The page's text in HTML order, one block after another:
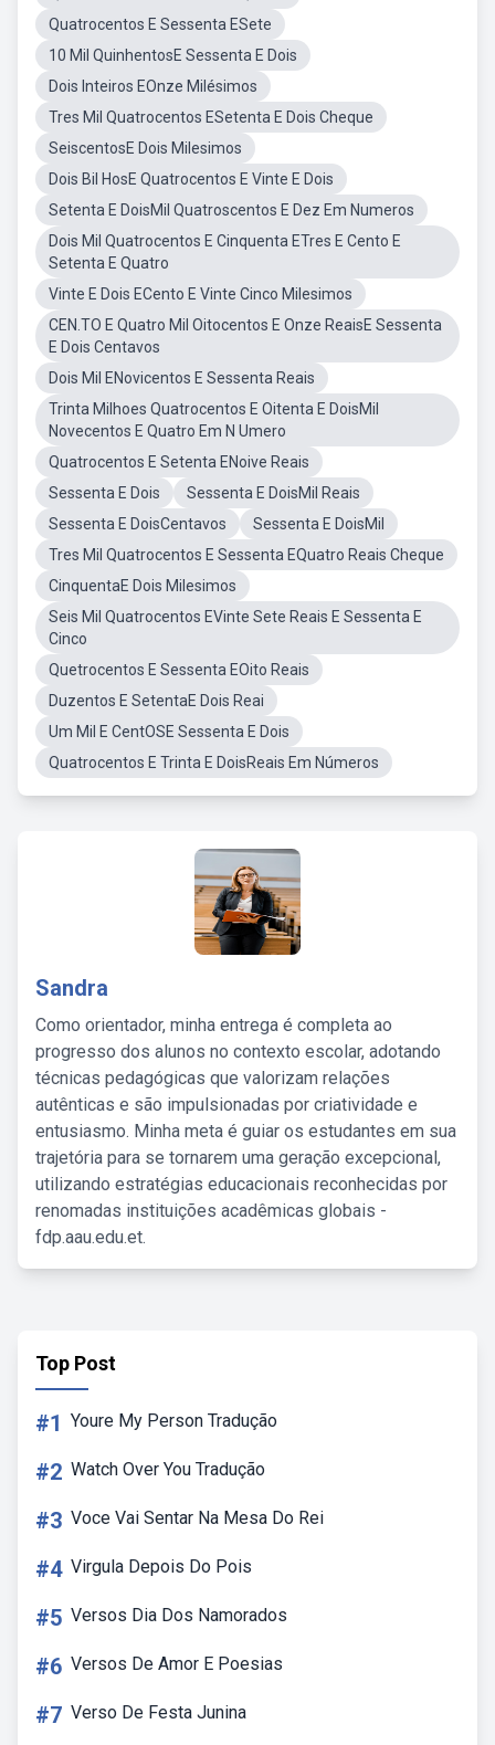
Quatrocentos E Sessenta ESete
10 Mil QuinhentosE Sessenta E Dois
Dois Inteiros EOnze Milésimos
Tres Mil Quatrocentos ESetenta E Dois Cheque
SeiscentosE Dois Milesimos
Dois Bil HosE Quatrocentos E Vinte E Dois
Setenta E DoisMil Quatroscentos E Dez Em Numeros
Dois Mil Quatrocentos E Cinquenta ETres E Cento E
Setenta E Quatro
Vinte E Dois ECento E Vinte Cinco Milesimos
CEN.TO E Quatro Mil Oitocentos E Onze ReaisE Sessenta
E Dois Centavos
Dois Mil ENovicentos E Sessenta Reais
Trinta Milhoes Quatrocentos E Oitenta E DoisMil
Novecentos E Quatro Em N Umero
Quatrocentos E Setenta ENoive Reais
Sessenta E Dois
Sessenta E DoisMil Reais
Sessenta E DoisCentavos
Sessenta E DoisMil
Tres Mil Quatrocentos E Sessenta EQuatro Reais Cheque
CinquentaE Dois Milesimos
Seis Mil Quatrocentos EVinte Sete Reais E Sessenta E
Cinco
Quetrocentos E Sessenta EOito Reais
Duzentos E SetentaE Dois Reai
Um Mil E CentOSE Sessenta E Dois
Quatrocentos E Trinta E DoisReais Em Números
Sandra
Como orientador, minha entrega é completa ao
progresso dos alunos no contexto escolar, adotando
técnicas pedagógicas que valorizam relações
autênticas e são impulsionadas por criatividade e
entusiasmo. Minha meta é guiar os estudantes em sua
trajetória para se tornarem uma geração excepcional,
utilizando estratégias educacionais reconhecidas por
renomadas instituições acadêmicas globais -
fdp.aau.edu.et.
Top Post
#1 Youre My Person Tradução
#2 Watch Over You Tradução
#3 Voce Vai Sentar Na Mesa Do Rei
#4 Virgula Depois Do Pois
#5 Versos Dia Dos Namorados
#6 Versos De Amor E Poesias
#7 Verso De Festa Junina